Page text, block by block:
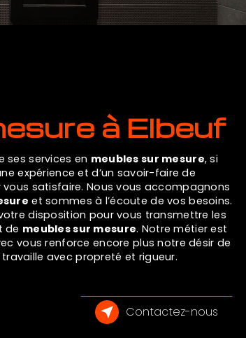
à Elbeuf
ses services en meubles sur mesure, si
expérience et d’un savoir-faire de
satisfaire. Nous vous accompagnons
et sommes à l’écoute de vos besoins.
disposition pour vous transmettre les
de meubles sur mesure. Notre métier est
vous renforce encore plus notre désir de
avec propreté et rigueur.
Contactez-nous